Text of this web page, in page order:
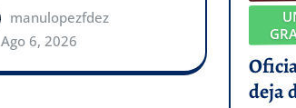
manulopezfdez
Ago 6, 2026
deja